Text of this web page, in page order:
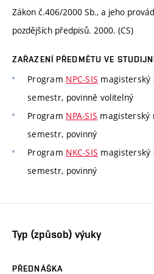
Zákon č.406/2000 Sb., a jeho
pozdějších předpisů. 2000. (CS)
ZAŘAZENÍ PŘEDMĚTU VE
Program NPC-SIS magisterský
semestr, povinně volitelný
Program NPA-SIS magisterský
semestr, povinný
Program NKC-SIS magisterský
semestr, povinný
Typ (způsob) výuky
PŘEDNÁŠKA